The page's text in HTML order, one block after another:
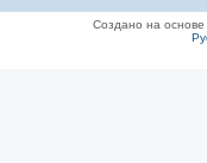
Создано на основе